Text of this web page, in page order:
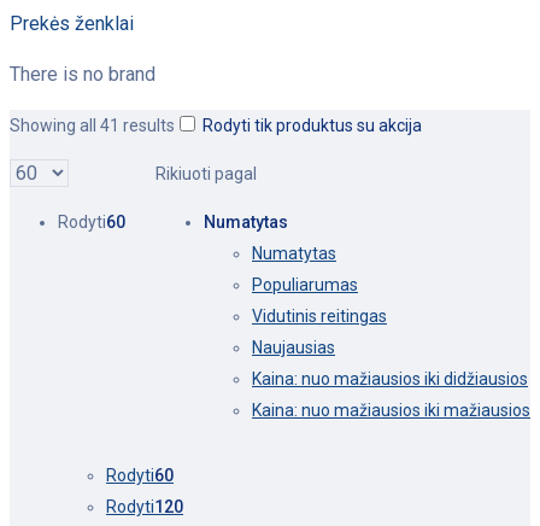
price
Prekės ženklai
There is no brand
Showing all 41 results
Rikiuoti pagal
Numatytas
Numatytas
Populiarumas
Vidutinis reitingas
Naujausias
Kaina: nuo mažiausios iki didžiausios
Kaina: nuo mažiausios iki mažiausios
Rodyti tik produktus su akcija
Rodyti60
Rodyti60
Rodyti120